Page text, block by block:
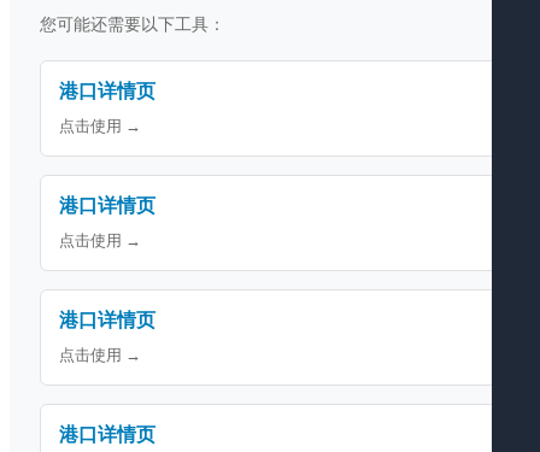
您可能还需要以下工具：
港口详情页
点击使用 →
港口详情页
点击使用 →
港口详情页
点击使用 →
港口详情页